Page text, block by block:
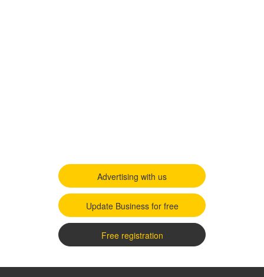
Advertising with us
Update Business for free
Free registration